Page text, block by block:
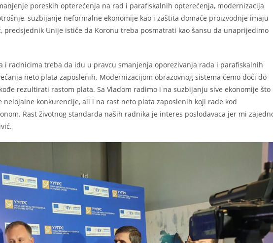
poreskih opterećenja na rad i parafiskalnih opterećenja, modernizacija
suzbijanje neformalne ekonomije kao i zaštita domaće proizvodnje imaju
predsjednik Unije ističe da Koronu treba posmatrati kao šansu da unaprijedimo
i radnicima treba da idu u pravcu smanjenja oporezivanja rada i parafiskalnih
neto plata zaposlenih. Modernizacijom obrazovnog sistema ćemo doći do
rezultirati rastom plata. Sa Vladom radimo i na suzbijanju sive ekonomije što
konkurencije, ali i na rast neto plata zaposlenih koji rade kod
Rast životnog standarda naših radnika je interes poslodavaca jer mi